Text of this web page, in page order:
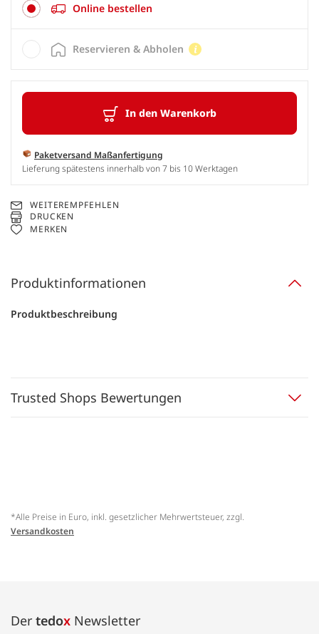
Online bestellen
In den Warenkorb
Paketversand Maßanfertigung
Lieferung spätestens innerhalb von 7 bis 10 Werktagen
Reservieren & Abholen
WEITEREMPFEHLEN
DRUCKEN
MERKEN
Produktinformationen
Produktbeschreibung
Trusted Shops Bewertungen
*Alle Preise in Euro, inkl. gesetzlicher Mehrwertsteuer, zzgl.
Versandkosten
Der tedox Newsletter